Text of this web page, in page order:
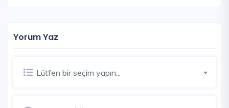
Yorum Yaz
Lütfen bir seçim yapın...